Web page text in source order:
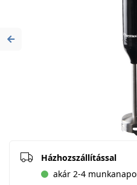
Previous
Házhozszállítással
akár 2-4